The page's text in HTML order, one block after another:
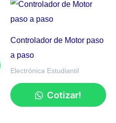
Controlador de Motor paso
a paso
Electrónica Estudiantil
Cotizar!